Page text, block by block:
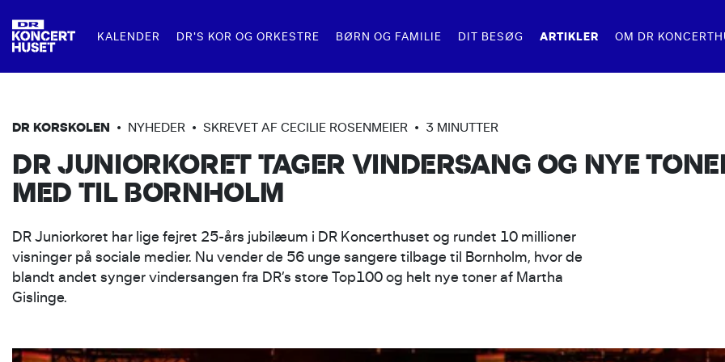
KALENDER DR'S KOR OG ORKESTRE
DR SYMFONIORKESTRET
DR PIGEKORET
DR BIG BAND
DR KONCERTKORET
DR KORSKOLEN
BØRN OG FAMILIE
FOR FAMILIER
FAMILIEKONCERTER
FOR SKOLER
SKOLEKONCERTER
SKOLERNES SANGDAG
DIT BESØG
MAD OG DRIKKE
RESTAURANT KLANG
BARER I DR KONCERTHUSET
RUNDVISNINGER
FOR BØRN
BILLETTYPER
ARTIKLER OM DR
LEJ DR KONCERTHUSET
TIL KONCERTER
TIL KONFERENCER OG EVENTS
SAL OG STUDIER
KONCERTSALEN
STUDIE 2
STUDIE 3
KONTAKT OS
DR KORSKOLEN • NYHEDER • SKREVET AF CECILIE ROSENMEIER • 3 MINUTTER
DR JUNIORKORET TAGER VINDERSANG OG NYE
MED TIL BORNHOLM
DR Juniorkoret har lige fejret 25-års jubilæum i DR Koncerthuset og rundet 10 millioner
visninger på sociale medier. Nu vender de 56 unge sangere tilbage til Bornholm, hvor de
blandt andet synger vindersangen fra DR’s store Top100 og helt nye toner af Martha
Gislinge.